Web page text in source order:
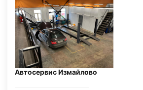
Автосервис Измайлово